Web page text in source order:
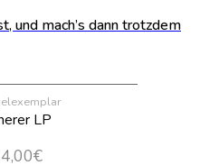
und mach’s dann trotzdem
LP
€